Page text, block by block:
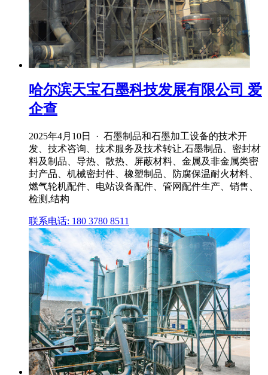
哈尔滨天宝石墨科技发展有限公司 爱
企查
2025年4月10日 · 石墨制品和石墨加工设备的技术开
发、技术咨询、技术服务及技术转让,石墨制品、密封材
料及制品、导热、散热、屏蔽材料、金属及非金属类密
封产品、机械密封件、橡塑制品、防腐保温耐火材料、
燃气轮机配件、电站设备配件、管网配件生产、销售、
检测,结构
联系电话: 180 3780 8511